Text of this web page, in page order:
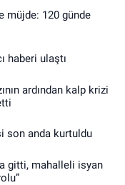
müjde: 120 günde
haberi ulaştı
ardından kalp krizi
son anda kurtuldu
gitti, mahalleli isyan